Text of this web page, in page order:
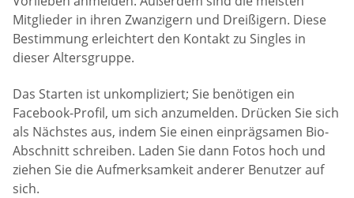
Mitglieder in ihren Zwanzigern und Dreißigern. Diese
Bestimmung erleichtert den Kontakt zu Singles in
dieser Altersgruppe.
Das Starten ist unkompliziert; Sie benötigen ein
Facebook-Profil, um sich anzumelden. Drücken Sie sich
als Nächstes aus, indem Sie einen einprägsamen Bio-
Abschnitt schreiben. Laden Sie dann Fotos hoch und
ziehen Sie die Aufmerksamkeit anderer Benutzer auf
sich.